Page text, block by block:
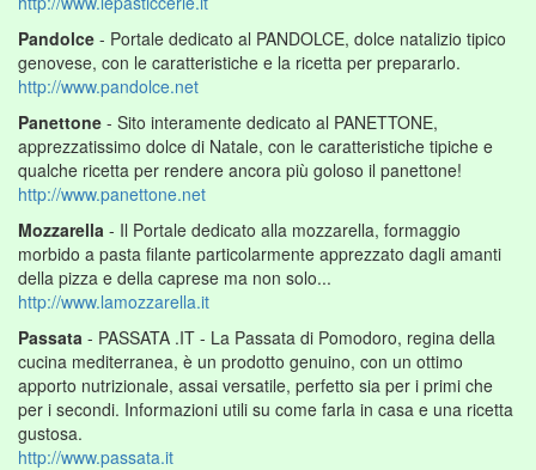
Pandolce - Portale dedicato al PANDOLCE, dolce natalizio tipico
genovese, con le caratteristiche e la ricetta per prepararlo.
http://www.pandolce.net
Panettone - Sito interamente dedicato al PANETTONE,
apprezzatissimo dolce di Natale, con le caratteristiche tipiche e
qualche ricetta per rendere ancora più goloso il panettone!
http://www.panettone.net
Mozzarella - Il Portale dedicato alla mozzarella, formaggio
morbido a pasta filante particolarmente apprezzato dagli amanti
della pizza e della caprese ma non solo...
http://www.lamozzarella.it
Passata - PASSATA .IT - La Passata di Pomodoro, regina della
cucina mediterranea, è un prodotto genuino, con un ottimo
apporto nutrizionale, assai versatile, perfetto sia per i primi che
per i secondi. Informazioni utili su come farla in casa e una ricetta
gustosa.
http://www.passata.it